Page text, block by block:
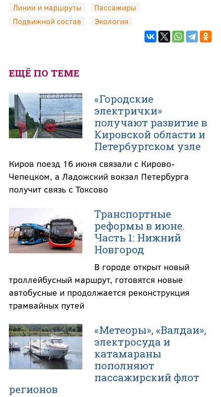
Линии и маршруты
Пассажиры
Подвижной состав
Экология
ЕЩЁ ПО ТЕМЕ
«Городские
электрички»
получают развитие в
Кировской области и
Петербургском узле
Киров поезд 16 июня связали с Кирово-
Чепецком, а Ладожский вокзал Петербурга
получит связь с Токсово
Транспортные
реформы в июне.
Часть 1: Нижний
Новгород
В городе открыт новый
троллейбусный маршрут, готовятся новые
автобусные и продолжается реконструкция
трамвайных путей
«Метеоры», «Валдаи»,
электросуда и
катамараны
пополняют
пассажирский флот
регионов